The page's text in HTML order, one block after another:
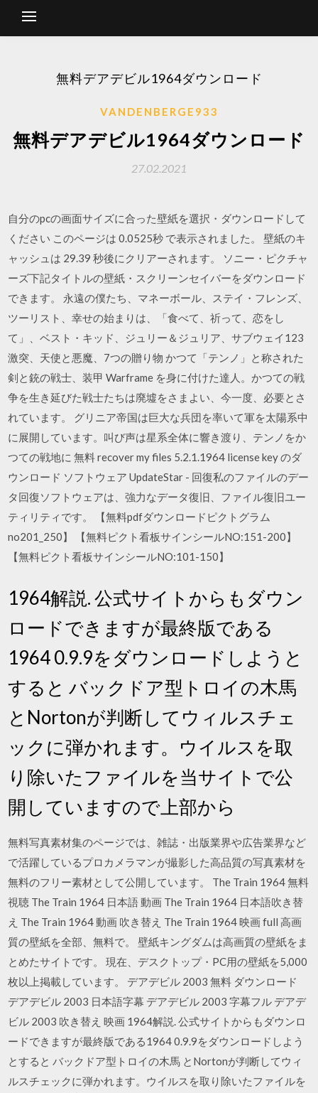
無料デアデビル1964ダウンロード
VANDENBERGE933
無料デアデビル1964ダウンロード
27.02.2021
自分のpcの画面サイズに合った壁紙を選択・ダウンロードして
ください このページは 0.0525秒 で表示されました。 壁紙のキ
ャッシュは 29.39 秒後にクリアーされます。 ソニー・ピクチャ
ーズ下記タイトルの壁紙・スクリーンセイバーをダウンロード
できます。 永遠の僕たち、マネーボール、ステイ・フレンズ、
ツーリスト、幸せの始まりは、「食べて、祈って、恋をし
て」、ベスト・キッド、ジュリー＆ジュリア、サブウェイ123
激突、天使と悪魔、7つの贈り物 かつて「テンノ」と称された
剣と銃の戦士、装甲 Warframe を身に付けた達人。かつての戦
争を生き延びた戦士たちは廃墟をさまよい、今一度、必要とさ
れています。 グリニア帝国は巨大な兵団を率いて軍を太陽系中
に展開しています。叫び声は星系全体に響き渡り、テンノをか
つての戦地に 無料 recover my files 5.2.1.1964 license key のダ
ウンロード ソフトウェア UpdateStar - 回復私のファイルのデー
タ回復ソフトウェアは、強力なデータ復旧、ファイル復旧ユー
ティリティです。 【無料pdfダウンロードピクトグラム
no201_250】 【無料ピクト看板サインシールNO:151-200】
【無料ピクト看板サインシールNO:101-150】
1964解説. 公式サイトからもダウン
ロードできますが最終版である
1964 0.9.9をダウンロードしようと
すると バックドア型トロイの木馬
とNortonが判断してウィルスチェ
ックに弾かれます。ウイルスを取
り除いたファイルを当サイトで公
開していますので上部から
無料写真素材集のページでは、雑誌・出版業界や広告業界など
で活躍しているプロカメラマンが撮影した高品質の写真素材を
無料のフリー素材として公開しています。 The Train 1964 無料
視聴 The Train 1964 日本語 動画 The Train 1964 日本語吹き替
え The Train 1964 動画 吹き替え The Train 1964 映画 full 高画
質の壁紙を全部、無料で。 壁紙キングダムは高画質の壁紙をま
とめたサイトです。 現在、デスクトップ・PC用の壁紙を5,000
枚以上掲載しています。 デアデビル 2003 無料 ダウンロード
デアデビル 2003 日本語字幕 デアデビル 2003 字幕フル デアデ
ビル 2003 吹き替え 映画 1964解説. 公式サイトからもダウンロ
ードできますが最終版である1964 0.9.9をダウンロードしよう
とすると バックドア型トロイの木馬 とNortonが判断してウィ
ルスチェックに弾かれます。ウイルスを取り除いたファイルを